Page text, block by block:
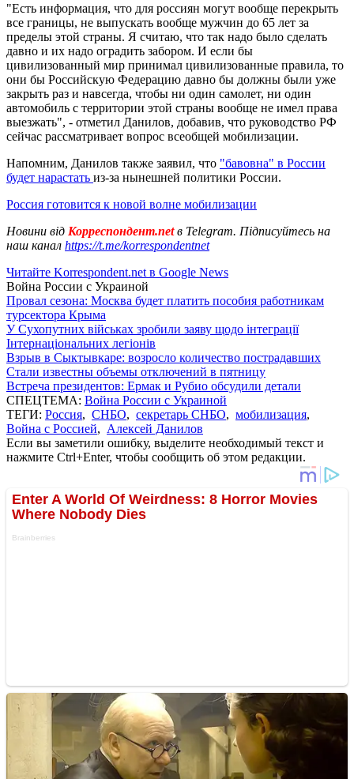
"Есть информация, что для россиян могут вообще перекрыть
все границы, не выпускать вообще мужчин до 65 лет за
пределы этой страны. Я считаю, что так надо было сделать
давно и их надо оградить забором. И если бы
цивилизованный мир принимал цивилизованные правила, то
они бы Российскую Федерацию давно бы должны были уже
закрыть раз и навсегда, чтобы ни один самолет, ни один
автомобиль с территории этой страны вообще не имел права
выезжать", - отметил Данилов, добавив, что руководство РФ
сейчас рассматривает вопрос всеобщей мобилизации.
Напомним, Данилов также заявил, что "бавовна" в России
будет нарастать из-за нынешней политики России.
Россия готовится к новой волне мобилизации
Новини від Корреспондент.netв Telegram. Підписуйтесь на
наш канал https://t.me/korrespondentnet
Читайте Korrespondent.net в Google News
Война России с Украиной
Провал сезона: Москва будет платить пособия работникам
турсектора Крыма
У Сухопутних військах зробили заяву щодо інтеграції
Інтернаціональних легіонів
Взрыв в Сыктывкаре: возросло количество пострадавших
Стали известны объемы отключений в пятницу
Встреча президентов: Ермак и Рубио обсудили детали
СПЕЦТЕМА: Война России с Украиной
ТЕГИ: Россия, СНБО, секретарь СНБО, мобилизация,
Война с Россией, Алексей Данилов
Если вы заметили ошибку, выделите необходимый текст и
нажмите Ctrl+Enter, чтобы сообщить об этом редакции.